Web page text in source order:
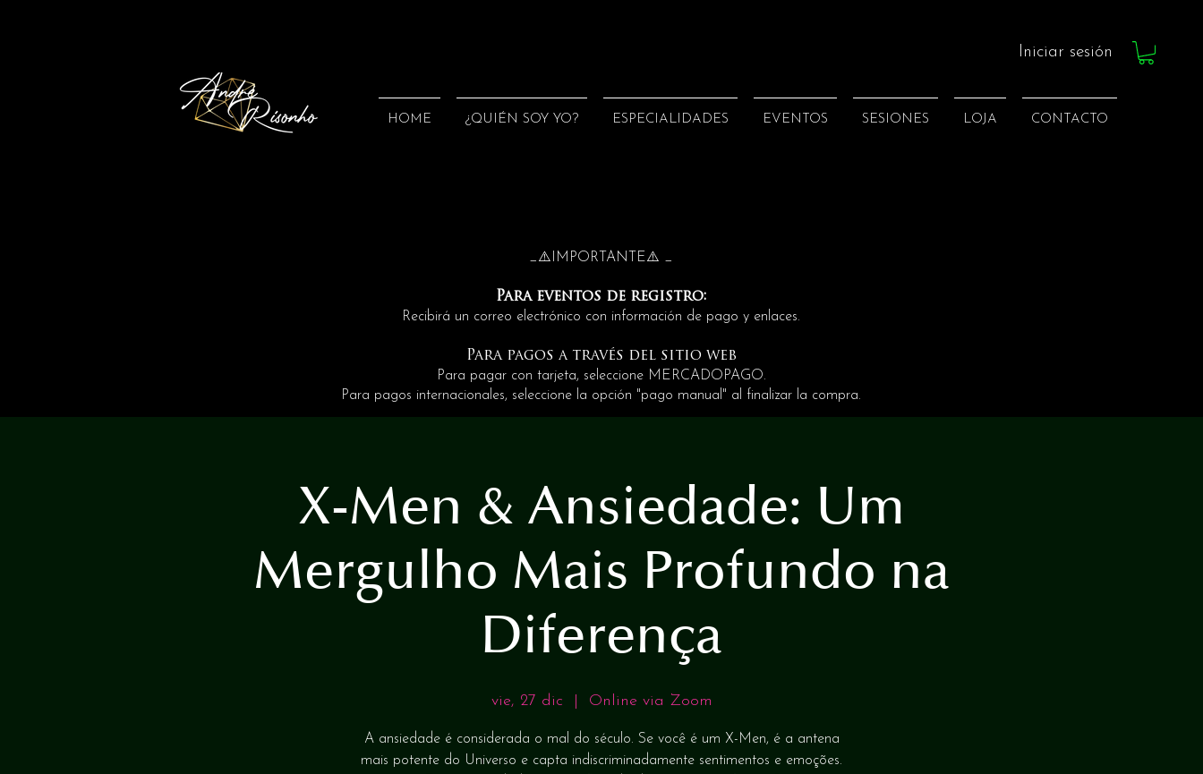
Iniciar sesión
HOME ¿QUIÉN SOY YO? ESPECIALIDADES EVENTOS SESIONES LOJA CONTACTO
_⚠️IMPORTANTE⚠️ _
Para eventos de registro:
Recibirá un correo electrónico con información de pago y enlaces.
Para pagos a través del sitio web
Para pagar con tarjeta, seleccione MERCADOPAGO.
Para pagos internacionales, seleccione la opción "pago manual" al finalizar la compra.
X-Men & Ansiedade: Um
Mergulho Mais Profundo na
Diferença
vie, 27 dic Online via Zoom
A ansiedade é considerada o mal do século. Se você é um X-Men, é a antena
mais potente do Universo e capta indiscriminadamente sentimentos e emoções.